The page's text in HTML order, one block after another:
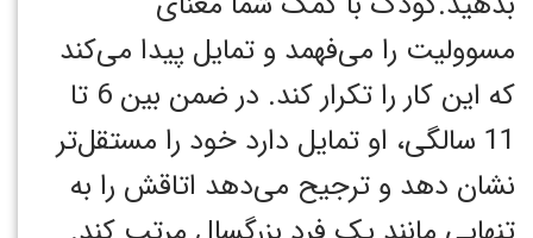
مسوولیت را می‌فهمد و تمایل پیدا می‌کند
که این کار را تکرار کند. در ضمن بین 6 تا
11 سالگی، او تمایل دارد خود را مستقل‌تر
نشان دهد و ترجیح می‌دهد اتاقش را به